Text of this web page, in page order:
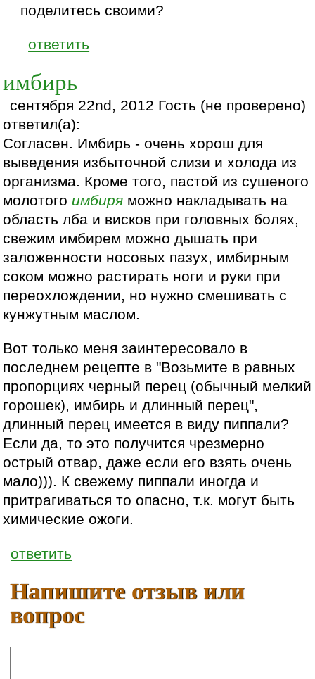
поделитесь своими?
ответить
имбирь
сентября 22nd, 2012 Гость (не проверено)
ответил(а):
Согласен. Имбирь - очень хорош для
выведения избыточной слизи и холода из
организма. Кроме того, пастой из сушеного
молотого имбиря можно накладывать на
область лба и висков при головных болях,
свежим имбирем можно дышать при
заложенности носовых пазух, имбирным
соком можно растирать ноги и руки при
переохлождении, но нужно смешивать с
кунжутным маслом.
Вот только меня заинтересовало в
последнем рецепте в "Возьмите в равных
пропорциях черный перец (обычный мелкий
горошек), имбирь и длинный перец",
длинный перец имеется в виду пиппали?
Если да, то это получится чрезмерно
острый отвар, даже если его взять очень
мало))). К свежему пиппали иногда и
притрагиваться то опасно, т.к. могут быть
химические ожоги.
ответить
Напишите отзыв или
вопрос